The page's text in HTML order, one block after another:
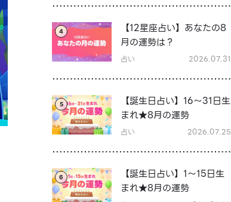
4
【12星座占い】あなたの8
月の運勢は？
占い 2026.07.31
5
【誕生日占い】16～31日生
まれ★8月の運勢
占い 2026.07.25
6
【誕生日占い】1～15日生
まれ★8月の運勢